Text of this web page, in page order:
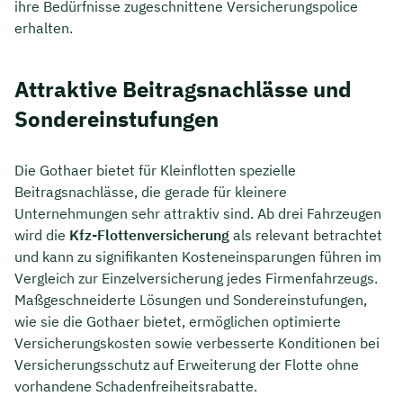
ihre Bedürfnisse zugeschnittene Versicherungspolice
erhalten.
Attraktive Beitragsnachlässe und
Sondereinstufungen
Die Gothaer bietet für Kleinflotten spezielle
Beitragsnachlässe, die gerade für kleinere
Unternehmungen sehr attraktiv sind. Ab drei Fahrzeugen
wird die Kfz-Flottenversicherung als relevant betrachtet
und kann zu signifikanten Kosteneinsparungen führen im
Vergleich zur Einzelversicherung jedes Firmenfahrzeugs.
Maßgeschneiderte Lösungen und Sondereinstufungen,
wie sie die Gothaer bietet, ermöglichen optimierte
Versicherungskosten sowie verbesserte Konditionen bei
Versicherungsschutz auf Erweiterung der Flotte ohne
vorhandene Schadenfreiheitsrabatte.